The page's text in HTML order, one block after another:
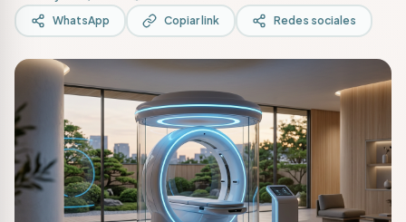
WhatsApp Copiar link Redes sociales